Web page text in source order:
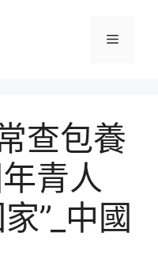
選
查包養
青人
”_中國